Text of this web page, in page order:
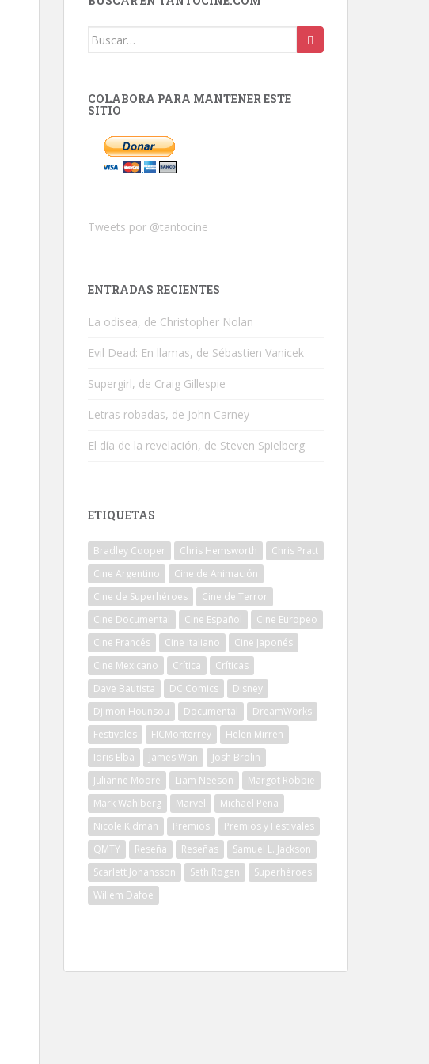
Buscar:
COLABORA PARA MANTENER ESTE
SITIO
Tweets por @tantocine
ENTRADAS RECIENTES
La odisea, de Christopher Nolan
Evil Dead: En llamas, de Sébastien Vanicek
Supergirl, de Craig Gillespie
Letras robadas, de John Carney
El día de la revelación, de Steven Spielberg
ETIQUETAS
Bradley Cooper Chris Hemsworth
Chris Pratt
Cine Argentino
Cine de Animación
Cine de Superhéroes
Cine de Terror
Cine Documental
Cine Español
Cine Europeo
Cine Francés
Cine Italiano
Cine Japonés
Cine Mexicano
Crítica
Críticas
Dave Bautista
DC Comics
Disney
Djimon Hounsou
Documental
DreamWorks
Festivales
FICMonterrey
Helen Mirren
Idris Elba
James Wan
Josh Brolin
Julianne Moore
Liam Neeson
Margot Robbie
Mark Wahlberg
Marvel
Michael Peña
Nicole Kidman
Premios
Premios y Festivales
QMTY
Reseña Reseñas
Samuel L. Jackson
Scarlett Johansson
Seth Rogen
Superhéroes
Willem Dafoe